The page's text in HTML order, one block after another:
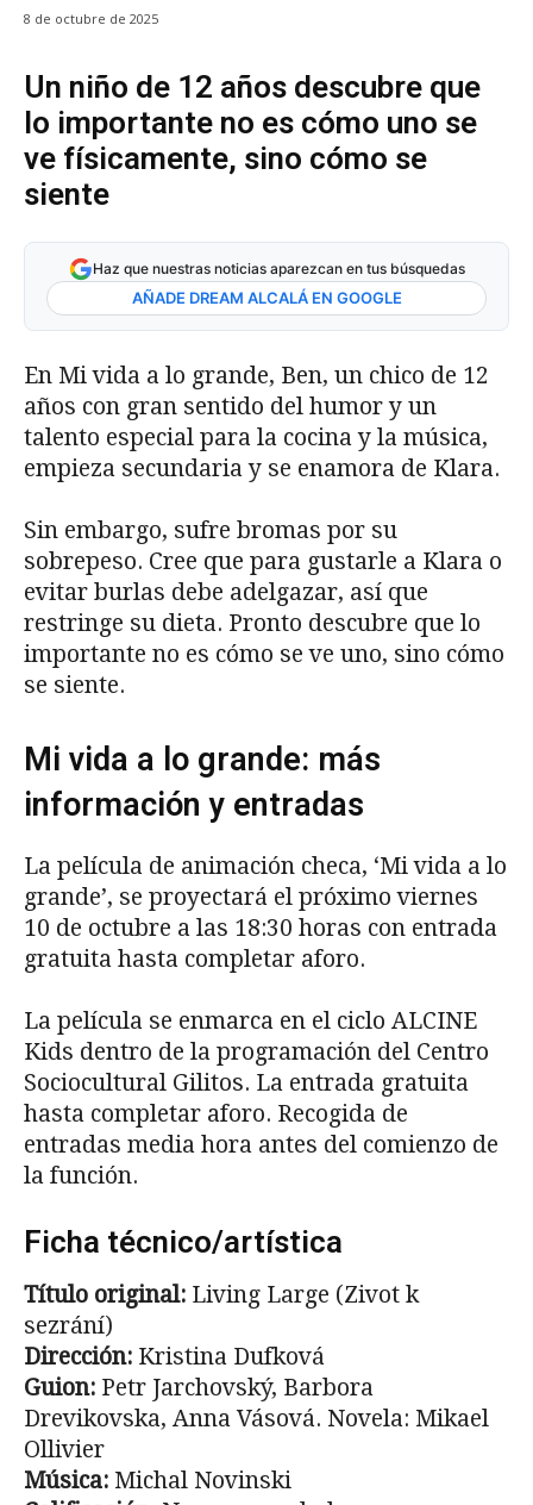
8 de octubre de 2025
Un niño de 12 años descubre que
lo importante no es cómo uno se
ve físicamente, sino cómo se
siente
Haz que nuestras noticias aparezcan en tus búsquedas
AÑADE DREAM ALCALÁ EN GOOGLE
En Mi vida a lo grande, Ben, un chico de 12
años con gran sentido del humor y un
talento especial para la cocina y la música,
empieza secundaria y se enamora de Klara.
Sin embargo, sufre bromas por su
sobrepeso. Cree que para gustarle a Klara o
evitar burlas debe adelgazar, así que
restringe su dieta. Pronto descubre que lo
importante no es cómo se ve uno, sino cómo
se siente.
Mi vida a lo grande: más
información y entradas
La película de animación checa, ‘Mi vida a lo
grande’, se proyectará el próximo viernes
10 de octubre a las 18:30 horas con entrada
gratuita hasta completar aforo.
La película se enmarca en el ciclo ALCINE
Kids dentro de la programación del Centro
Sociocultural Gilitos. La entrada gratuita
hasta completar aforo. Recogida de
entradas media hora antes del comienzo de
la función.
Ficha técnico/artística
Título original: Living Large (Zivot k
sezrání)
Dirección: Kristina Dufková
Guion: Petr Jarchovský, Barbora
Drevikovska, Anna Vásová. Novela: Mikael
Ollivier
Música: Michal Novinski